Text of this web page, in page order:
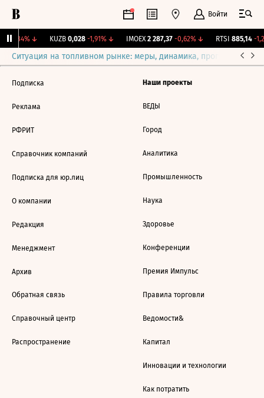
Войти
-1,84%↓ KUZB 0,028 -1,91%↓ IMOEX 2 287,37 -0,62%↓ RTSI 885,14 -
Ситуация на топливном рынке: меры, динамика, прогнозы
Подписка
Реклама
РФРИТ
Справочник компаний
Подписка для юр.лиц
О компании
Редакция
Менеджмент
Архив
Обратная связь
Справочный центр
Распространение
Наши проекты
ВЕДЫ
Город
Аналитика
Промышленность
Наука
Здоровье
Конференции
Премия Импульс
Правила торговли
Ведомости&
Капитал
Инновации и технологии
Как потратить